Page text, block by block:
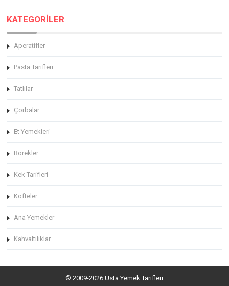
KATEGORİLER
Aperatifler
Pasta Tarifleri
Tatlılar
Çorbalar
Et Yemekleri
Börekler
Kek Tarifleri
Köfteler
Ana Yemekler
Kahvaltılıklar
© 2009-2026 Usta Yemek Tarifleri